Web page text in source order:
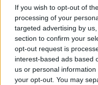
If you wish to opt-out of
processing of your
targeted advertising by
section to confirm your
opt-out request is
interest-based ads based
us or personal
your opt-out. You may